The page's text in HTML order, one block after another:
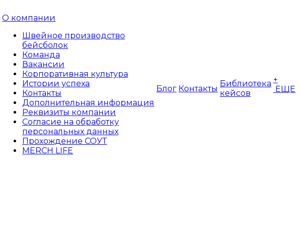
О компании
Швейное производство
бейсболок
Команда
Вакансии
Корпоративная культура
Истории успеха
Контакты
Дополнительная информация
Реквизиты компании
Согласие на обработку
персональных данных
Прохождение СОУТ
MERCH LIFE
Блог Контакты
Библиотека
кейсов
+
ЕЩЕ